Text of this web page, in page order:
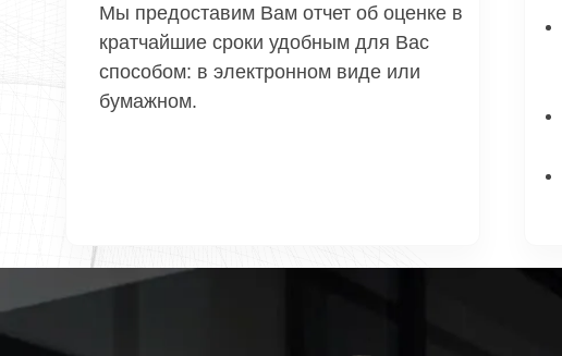
Мы предоставим Вам отчет об оценке в
кратчайшие сроки удобным для Вас
способом: в электронном виде или
бумажном.